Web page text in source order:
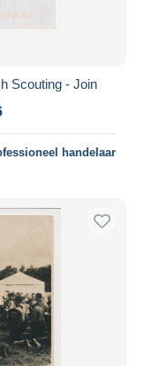
Scouting - Join
handelaar